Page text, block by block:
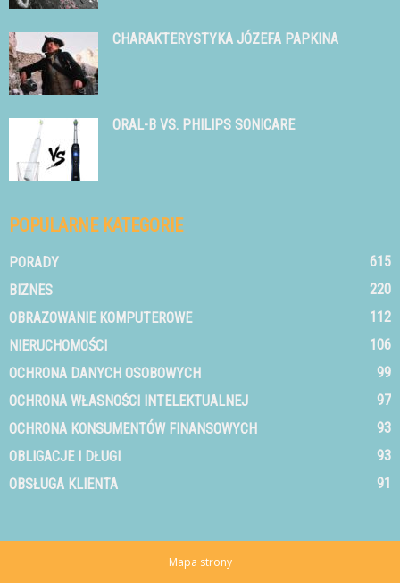
CHARAKTERYSTYKA JÓZEFA PAPKINA
ORAL-B VS. PHILIPS SONICARE
POPULARNE KATEGORIE
PORADY
615
BIZNES
220
OBRAZOWANIE KOMPUTEROWE
112
NIERUCHOMOŚCI
106
OCHRONA DANYCH OSOBOWYCH
99
OCHRONA WŁASNOŚCI INTELEKTUALNEJ
97
OCHRONA KONSUMENTÓW FINANSOWYCH
93
OBLIGACJE I DŁUGI
93
OBSŁUGA KLIENTA
91
Mapa strony